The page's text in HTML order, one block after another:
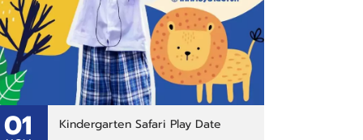
01 Kindergarten Safari Play Date